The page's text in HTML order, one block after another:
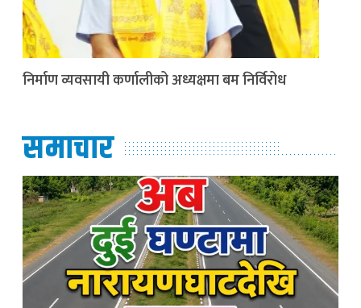
निर्माण व्यवसायी कर्णालीको अध्यक्षमा बम निर्विरोध
समाचार